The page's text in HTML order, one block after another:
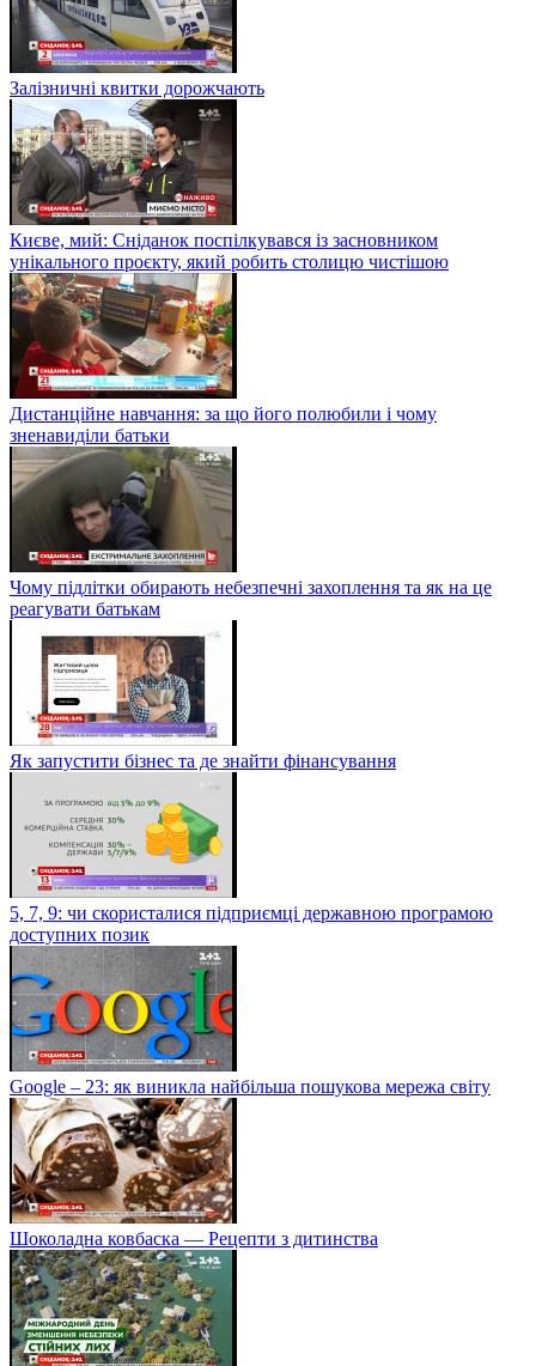
Залізничні квитки дорожчають
Києве, мий: Сніданок поспілкувався із засновником
унікального проєкту, який робить столицю чистішою
Дистанційне навчання: за що його полюбили і чому
зненавиділи батьки
Чому підлітки обирають небезпечні захоплення та як на це
реагувати батькам
Як запустити бізнес та де знайти фінансування
5, 7, 9: чи скористалися підприємці державною програмою
доступних позик
Google – 23: як виникла найбільша пошукова мережа світу
Шоколадна ковбаска — Рецепти з дитинства